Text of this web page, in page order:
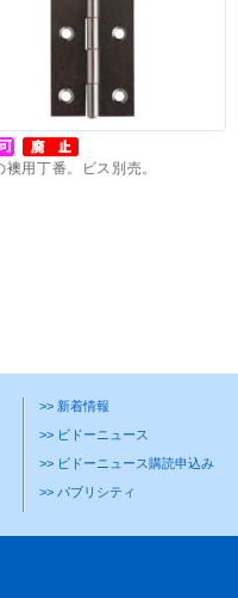
襖用丁番。ビス別売。
>> 新着情報
>> ビドーニュース
>> ビドーニュース購読申込み
>> パブリシティ